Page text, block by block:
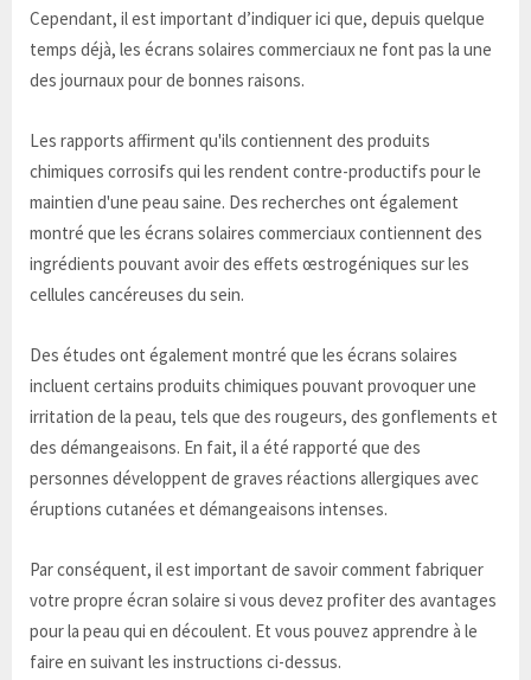
Cependant, il est important d’indiquer ici que, depuis quelque
temps déjà, les écrans solaires commerciaux ne font pas la une
des journaux pour de bonnes raisons.
Les rapports affirment qu'ils contiennent des produits
chimiques corrosifs qui les rendent contre-productifs pour le
maintien d'une peau saine. Des recherches ont également
montré que les écrans solaires commerciaux contiennent des
ingrédients pouvant avoir des effets œstrogéniques sur les
cellules cancéreuses du sein.
Des études ont également montré que les écrans solaires
incluent certains produits chimiques pouvant provoquer une
irritation de la peau, tels que des rougeurs, des gonflements et
des démangeaisons. En fait, il a été rapporté que des
personnes développent de graves réactions allergiques avec
éruptions cutanées et démangeaisons intenses.
Par conséquent, il est important de savoir comment fabriquer
votre propre écran solaire si vous devez profiter des avantages
pour la peau qui en découlent. Et vous pouvez apprendre à le
faire en suivant les instructions ci-dessus.